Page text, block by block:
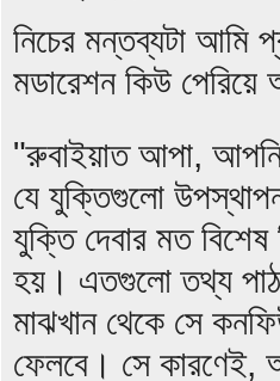
নিচের মন্তব্যটা আমি
মডারেশন কিউ পেরিয়ে
"রুবাইয়াত আপা,
যে যুক্তিগুলো
যুক্তি দেবার মত
হয়। এতগুলো তথ্য
মাঝখান থেকে সে
ফেলবে। সে কারণেই,